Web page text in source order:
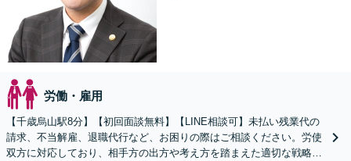
労働・雇用
【千歳烏山駅8分】【初回面談無料】【LINE相談可】未払い残業代の
請求、不当解雇、退職代行など、お困りの際はご相談ください。労使
双方に対応しており、相手方の出方や考え方を踏まえた適切な戦略を